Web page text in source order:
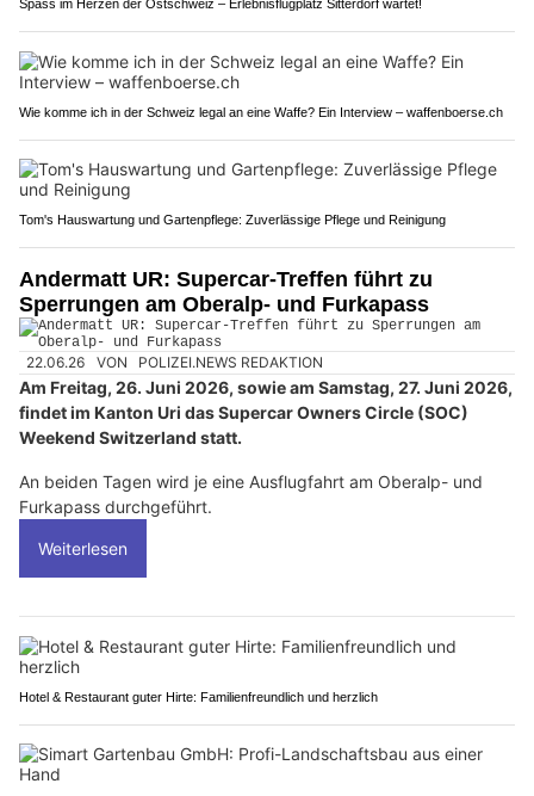
Spass im Herzen der Ostschweiz – Erlebnisflugplatz Sitterdorf wartet!
Wie komme ich in der Schweiz legal an eine Waffe? Ein Interview – waffenboerse.ch
Tom's Hauswartung und Gartenpflege: Zuverlässige Pflege und Reinigung
Andermatt UR: Supercar-Treffen führt zu
Sperrungen am Oberalp- und Furkapass
22.06.26 VON POLIZEI.NEWS REDAKTION
Am Freitag, 26. Juni 2026, sowie am Samstag, 27. Juni 2026,
findet im Kanton Uri das Supercar Owners Circle (SOC)
Weekend Switzerland statt.
An beiden Tagen wird je eine Ausflugfahrt am Oberalp- und
Furkapass durchgeführt.
Weiterlesen
Hotel & Restaurant guter Hirte: Familienfreundlich und herzlich